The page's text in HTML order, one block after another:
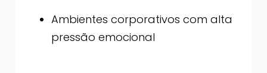
Ambientes corporativos com alta
pressão emocional